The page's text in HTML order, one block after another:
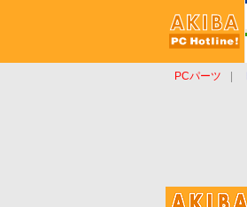
PCパーツ